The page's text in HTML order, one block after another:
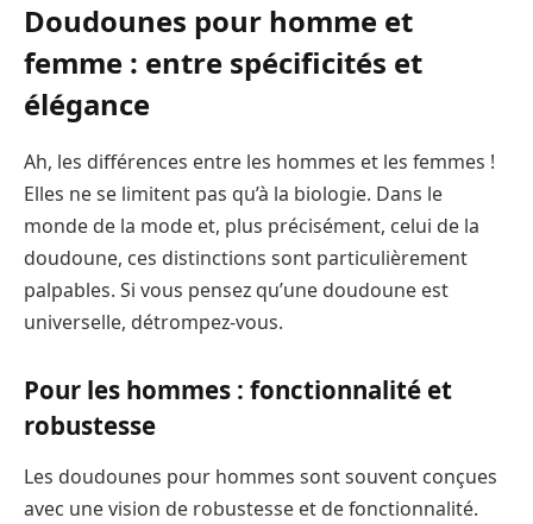
Doudounes pour homme et
femme : entre spécificités et
élégance
Ah, les différences entre les hommes et les femmes !
Elles ne se limitent pas qu’à la biologie. Dans le
monde de la mode et, plus précisément, celui de la
doudoune, ces distinctions sont particulièrement
palpables. Si vous pensez qu’une doudoune est
universelle, détrompez-vous.
Pour les hommes : fonctionnalité et
robustesse
Les doudounes pour hommes sont souvent conçues
avec une vision de robustesse et de fonctionnalité.